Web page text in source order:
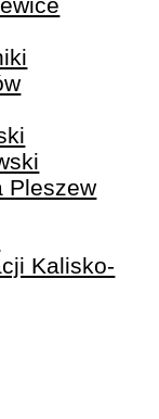
Pleszew
Kalisko-